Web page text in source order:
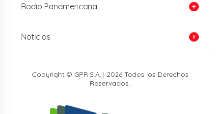
Radio Panamericana
Noticias
Copyright © GPR S.A. | 2026 Todos los Derechos
Reservados.